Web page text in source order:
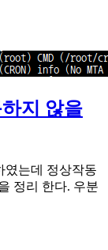
지 않을
였는데 정상작동
정리 한다. 우분